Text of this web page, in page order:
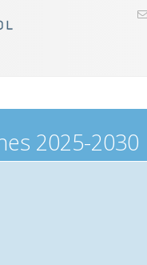
2025-2030